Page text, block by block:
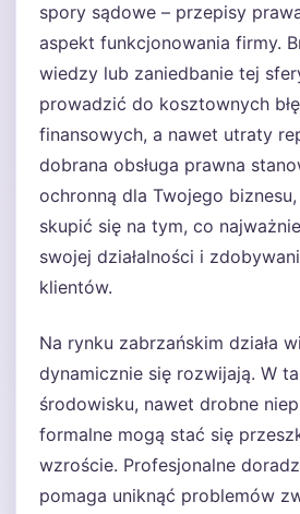
spory sądowe – przepisy
aspekt funkcjonowania firmy.
wiedzy lub zaniedbanie tej
prowadzić do kosztownych
finansowych, a nawet utraty
dobrana obsługa prawna
ochronną dla Twojego
skupić się na tym, co
swojej działalności i
klientów.
Na rynku zabrzańskim działa
dynamicznie się rozwijają. W
środowisku, nawet drobne
formalne mogą stać się
wzroście. Profesjonalne
pomaga uniknąć problemów